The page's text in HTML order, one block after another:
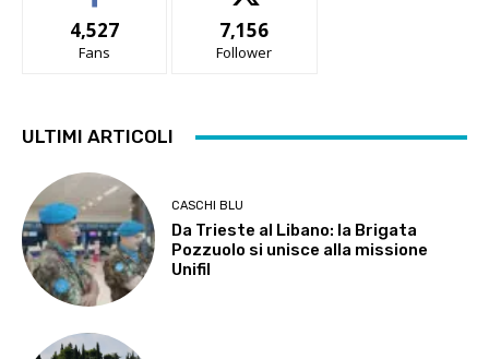
4,527
Fans
7,156
Follower
ULTIMI ARTICOLI
CASCHI BLU
Da Trieste al Libano: la Brigata
Pozzuolo si unisce alla missione
Unifil